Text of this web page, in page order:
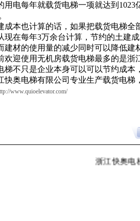
用电每年就载货电梯一项就达到
本也计算的话，如果把载货电梯全
现在每年3万余台计算，节约的土建
建材的使用量的减少同时可以降低建
迎使用无机房载货电梯最多的是浙
梯不只是企业本身可以可以节约成
奥电梯有限公司专业生产载货电梯
www.quioelevator.com/
浙江快奥电梯